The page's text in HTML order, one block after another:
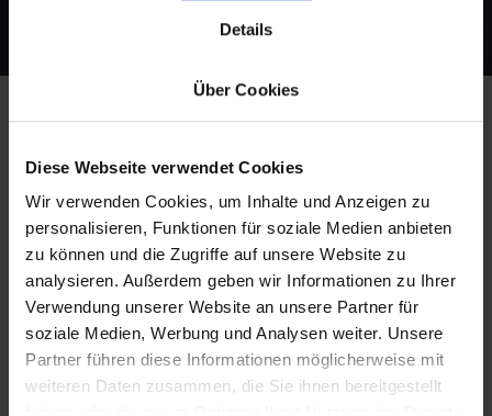
Details
Über Cookies
Diese Webseite verwendet Cookies
Wir verwenden Cookies, um Inhalte und Anzeigen zu
personalisieren, Funktionen für soziale Medien anbieten
zu können und die Zugriffe auf unsere Website zu
analysieren. Außerdem geben wir Informationen zu Ihrer
Verwendung unserer Website an unsere Partner für
soziale Medien, Werbung und Analysen weiter. Unsere
Partner führen diese Informationen möglicherweise mit
weiteren Daten zusammen, die Sie ihnen bereitgestellt
Lizenzero
Simplemente licencie el embalaje.